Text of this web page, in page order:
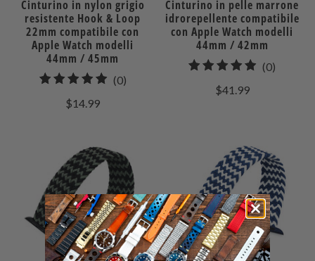
Cinturino in nylon grigio
resistente Hook & Loop
22mm compatibile con
Apple Watch modelli
44mm / 45mm
(0)0
$14.99
Cinturino in pelle marrone
idrorepellente compatibile
con Apple Watch modelli
44mm / 42mm
(0)
$41.99